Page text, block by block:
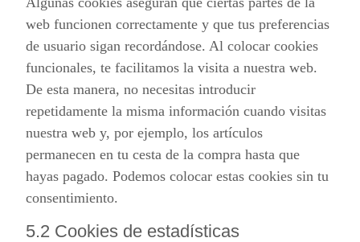
web funcionen correctamente y que tus preferencias
de usuario sigan recordándose. Al colocar cookies
funcionales, te facilitamos la visita a nuestra web.
De esta manera, no necesitas introducir
repetidamente la misma información cuando visitas
nuestra web y, por ejemplo, los artículos
permanecen en tu cesta de la compra hasta que
hayas pagado. Podemos colocar estas cookies sin tu
consentimiento.
5.2 Cookies de estadísticas